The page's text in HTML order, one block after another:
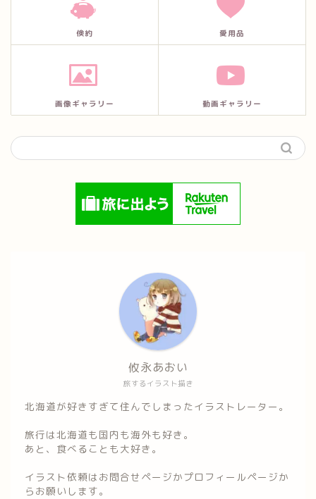
倹約 愛用品
画像ギャラリー 動画ギャラリー
旅するイラスト描き
攸永あおい
北海道が好きすぎて住んでしまったイラストレーター。
旅行は北海道も国内も海外も好き。
あと、食べることも大好き。
イラスト依頼はお問合せページかプロフィールページか
らお願いします。